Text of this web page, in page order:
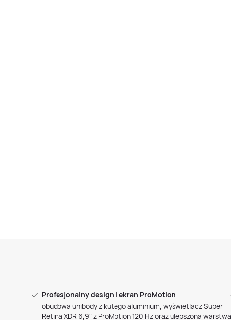
Profesjonalny design i ekran ProMotion
obudowa unibody z kutego aluminium, wyświetlacz Super
Retina XDR 6,9" z ProMotion 120 Hz oraz ulepszona warstwa